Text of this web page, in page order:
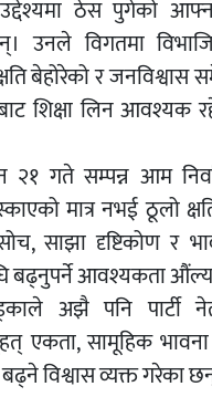
ठेस पुगेको
उनले विगतमा
बेहोरेको र
शिक्षा लिन आवश्यक
२१ गते सम्पन्न आम
मात्र नभई ठूलो
साझा दृष्टिकोण र
बढ्नुपर्ने आवश्यकता
अझै पनि पार्टी
एकता, सामूहिक भावना
विश्वास व्यक्त गरेका